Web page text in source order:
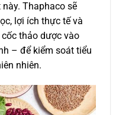
Thaphaco sẽ
lợi ích thực tế và
thảo dược vào
– để kiểm soát tiểu
nhiên.